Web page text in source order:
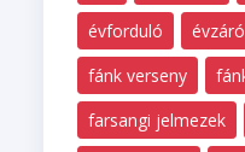
évforduló
évzáró
fánk verseny
farsangi jelmezek